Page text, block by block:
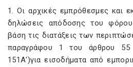
1. Οι αρχικές εμπρόθεσμες και
δηλώσεις απόδοσης του φόρου
βάση τις διατάξεις των
παραγράφου 1 του άρθρου
151Α')για εισοδήματα από